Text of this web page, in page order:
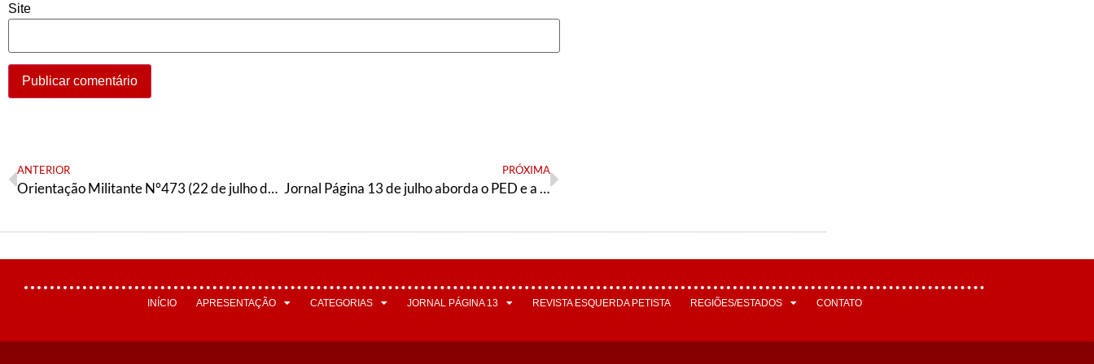
Site
ANTERIOR
Orientação Militante N°473 (22 de julho de 2025)
PRÓXIMA
Jornal Página 13 de julho aborda o PED e a conjuntura “quentíssima”
INÍCIO APRESENTAÇÃO CATEGORIAS JORNAL PÁGINA 13 REVISTA ESQUERDA PETISTA REGIÕES/ESTADOS CONTATO